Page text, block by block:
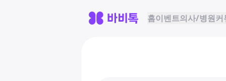
홈이벤트의사/병원커